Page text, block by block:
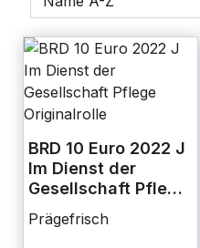
BRD 10 Euro 2022 J
Im Dienst der
Gesellschaft Pflege
Prägefrisch